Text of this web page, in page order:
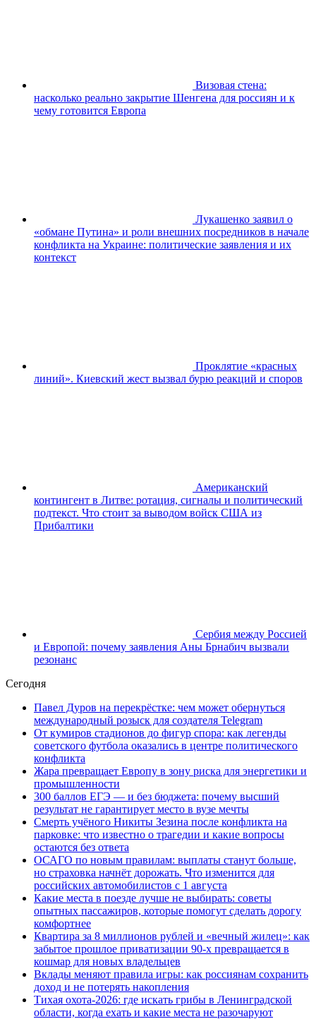
Визовая стена:
насколько реально закрытие Шенгена для россиян и к
чему готовится Европа
Лукашенко заявил о
«обмане Путина» и роли внешних посредников в начале
конфликта на Украине: политические заявления и их
контекст
Проклятие «красных
линий». Киевский жест вызвал бурю реакций и споров
Американский
контингент в Литве: ротация, сигналы и политический
подтекст. Что стоит за выводом войск США из
Прибалтики
Сербия между Россией
и Европой: почему заявления Аны Брнабич вызвали
резонанс
Сегодня
Павел Дуров на перекрёстке: чем может обернуться
международный розыск для создателя Telegram
От кумиров стадионов до фигур спора: как легенды
советского футбола оказались в центре политического
конфликта
Жара превращает Европу в зону риска для энергетики и
промышленности
300 баллов ЕГЭ — и без бюджета: почему высший
результат не гарантирует место в вузе мечты
Смерть учёного Никиты Зезина после конфликта на
парковке: что известно о трагедии и какие вопросы
остаются без ответа
ОСАГО по новым правилам: выплаты станут больше,
но страховка начнёт дорожать. Что изменится для
российских автомобилистов с 1 августа
Какие места в поезде лучше не выбирать: советы
опытных пассажиров, которые помогут сделать дорогу
комфортнее
Квартира за 8 миллионов рублей и «вечный жилец»: как
забытое прошлое приватизации 90-х превращается в
кошмар для новых владельцев
Вклады меняют правила игры: как россиянам сохранить
доход и не потерять накопления
Тихая охота-2026: где искать грибы в Ленинградской
области, когда ехать и какие места не разочаруют